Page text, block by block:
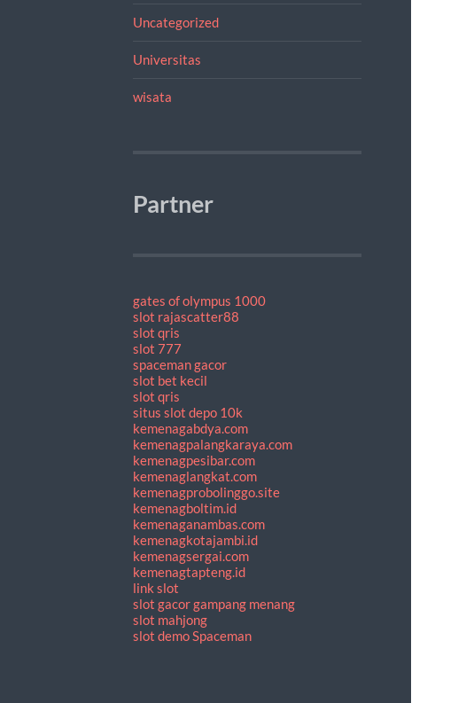
Uncategorized
Universitas
wisata
Partner
gates of olympus 1000
slot rajascatter88
slot qris
slot 777
spaceman gacor
slot bet kecil
slot qris
situs slot depo 10k
kemenagabdya.com
kemenagpalangkaraya.com
kemenagpesibar.com
kemenaglangkat.com
kemenagprobolinggo.site
kemenagboltim.id
kemenaganambas.com
kemenagkotajambi.id
kemenagsergai.com
kemenagtapteng.id
link slot
slot gacor gampang menang
slot mahjong
slot demo Spaceman